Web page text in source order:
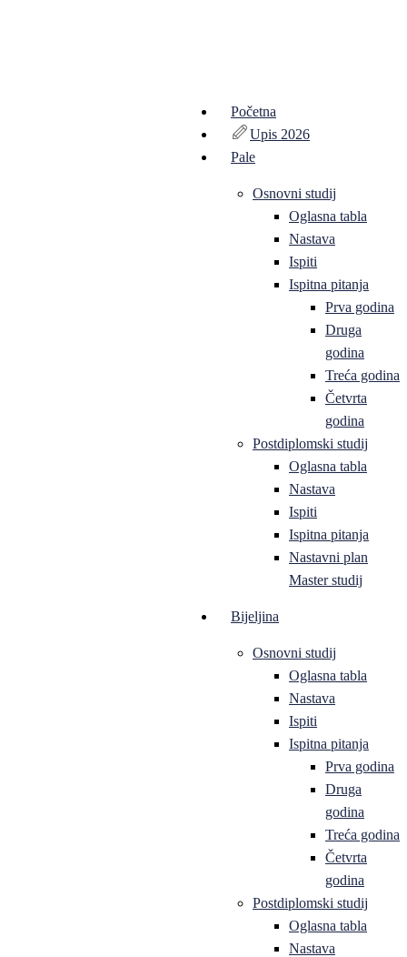
Početna
Upis 2026
Pale
Osnovni studij
Oglasna tabla
Nastava
Ispiti
Ispitna pitanja
Prva godina
Druga
godina
Treća godina
Četvrta
godina
Postdiplomski studij
Oglasna tabla
Nastava
Ispiti
Ispitna pitanja
Nastavni plan
Master studij
Bijeljina
Osnovni studij
Oglasna tabla
Nastava
Ispiti
Ispitna pitanja
Prva godina
Druga
godina
Treća godina
Četvrta
godina
Postdiplomski studij
Oglasna tabla
Nastava